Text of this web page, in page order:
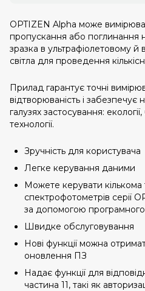
OPTIZEN Alpha може
пропускання або поглинання
зразка в ультрафіолетовому
світла для проведення
Прилад гарантує точні
відтворюваність і забезпечує
галузях застосування: екології,
технології.
Зручність для користувача
Легке керування даними
Можете керувати кількома
спектрофотометрів серії
за допомогою
Швидке обслуговування
Нові функції можна
оновлення ПЗ
Надає функції для
частина 11, такі як